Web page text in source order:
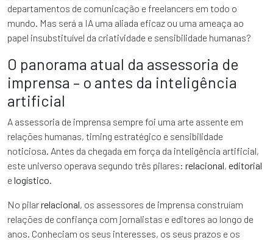
departamentos de comunicação e freelancers em todo o
mundo. Mas será a IA uma aliada eficaz ou uma ameaça ao
papel insubstituível da criatividade e sensibilidade humanas?
O panorama atual da assessoria de
imprensa – o antes da inteligência
artificial
A assessoria de imprensa sempre foi uma arte assente em
relações humanas, timing estratégico e sensibilidade
noticiosa. Antes da chegada em força da inteligência artificial,
este universo operava segundo três pilares: relacional, editorial
e logístico.
No pilarrelacional, os assessores de imprensa construíam
relações de confiança com jornalistas e editores ao longo de
anos. Conheciam os seus interesses, os seus prazos e os